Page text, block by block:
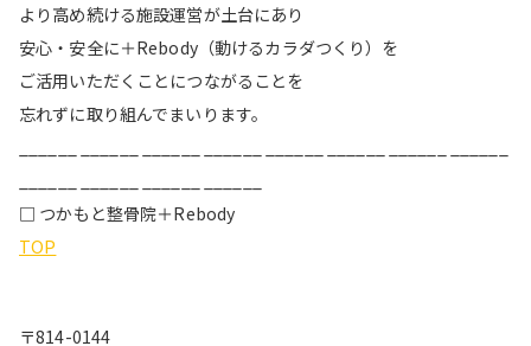
より高め続ける施設運営が土台にあり
安心・安全に＋Rebody（動けるカラダつくり）を
ご活用いただくことにつながることを
忘れずに取り組んでまいります。
□ つかもと整骨院＋Rebody
TOP
〒814-0144